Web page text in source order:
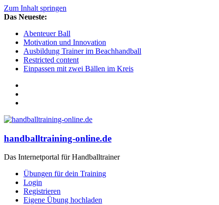
Zum Inhalt springen
Das Neueste:
Abenteuer Ball
Motivation und Innovation
Ausbildung Trainer im Beachhandball
Restricted content
Einpassen mit zwei Bällen im Kreis
handballtraining-online.de
Das Internetportal für Handballtrainer
Übungen für dein Training
Login
Registrieren
Eigene Übung hochladen